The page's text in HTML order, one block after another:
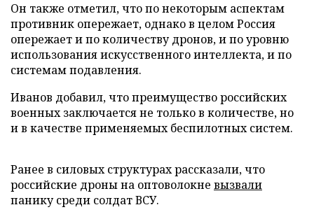
Он также отметил, что по некоторым аспектам
противник опережает, однако в целом Россия
опережает и по количеству дронов, и по уровню
использования искусственного интеллекта, и по
системам подавления.
Иванов добавил, что преимущество российских
военных заключается не только в количестве, но
и в качестве применяемых беспилотных систем.
Ранее в силовых структурах рассказали, что
российские дроны на оптоволокне вызвали
панику среди солдат ВСУ.